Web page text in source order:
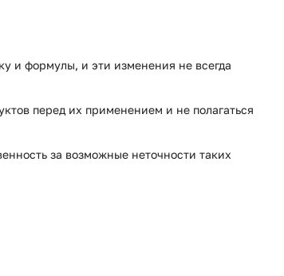
и формулы, и эти изменения не всегда
перед их применением и не полагаться
за возможные неточности таких